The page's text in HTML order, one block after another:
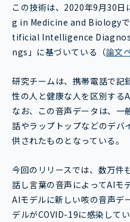
この技術は、2020年9月30
g in Medicine and Biologyで
tificial Intelligence
ngs」に基づいている（論文
研究チームは、携帯電話で記
性の人と健康な人を区別する
なお、この音声データは、一
話やラップトップなどのデバ
供されたものとなっている。
今回のリリースでは、数万件
話し言葉の音声によってAIモ
AIモデルに新しい咳の音声デ
デルがCOVID-19に感染して